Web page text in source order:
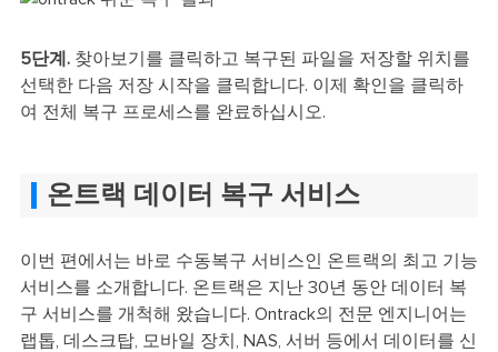
5단계.찾아보기를 클릭하고 복구된 파일을 저장할 위치를
선택한 다음 저장 시작을 클릭합니다. 이제 확인을 클릭하
여 전체 복구 프로세스를 완료하십시오.
온트랙 데이터 복구 서비스
이번 편에서는 바로 수동복구 서비스인 온트랙의 최고 기능
서비스를 소개합니다. 온트랙은 지난 30년 동안 데이터 복
구 서비스를 개척해 왔습니다. Ontrack의 전문 엔지니어는
랩톱, 데스크탑, 모바일 장치, NAS, 서버 등에서 데이터를 신